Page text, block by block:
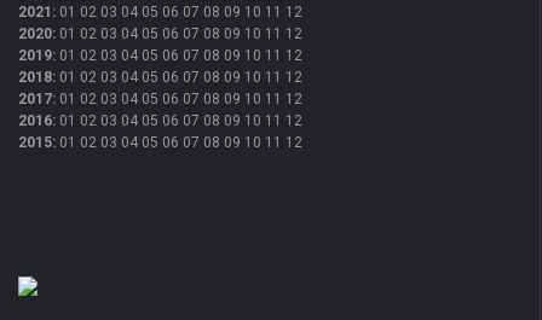
2021 : 01 02 03 04 05 06 07 08 09 10 11 12
2020: 01 02 03 04 05 06 07 08 09 10 11 12
2019: 01 02 03 04 05 06 07 08 09 10 11 12
2018: 01 02 03 04 05 06 07 08 09 10 11 12
2017: 01 02 03 04 05 06 07 08 09 10 11 12
2016: 01 02 03 04 05 06 07 08 09 10 11 12
2015: 01 02 03 04 05 06 07 08 09 10 11 12